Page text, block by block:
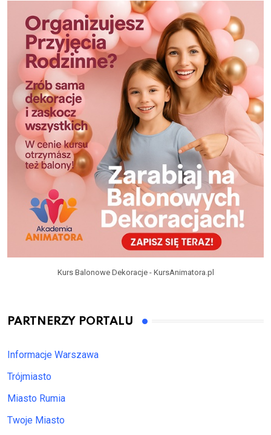
Kurs Balonowe Dekoracje - KursAnimatora.pl
PARTNERZY PORTALU
Informacje Warszawa
Trójmiasto
Miasto Rumia
Twoje Miasto